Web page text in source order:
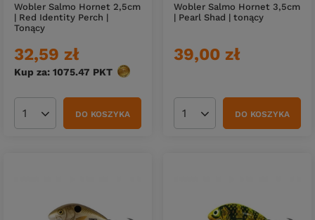
Wobler Salmo Hornet 2,5cm
| Red Identity Perch |
Tonący
32,59 zł
Kup za: 1075.47 PKT punktów
Ilość produktówDO KOSZYKA
Wobler Salmo Hornet 3,5cm
| Pearl Shad | tonący
39,00 zł
Ilość produktówDO KOSZYKA